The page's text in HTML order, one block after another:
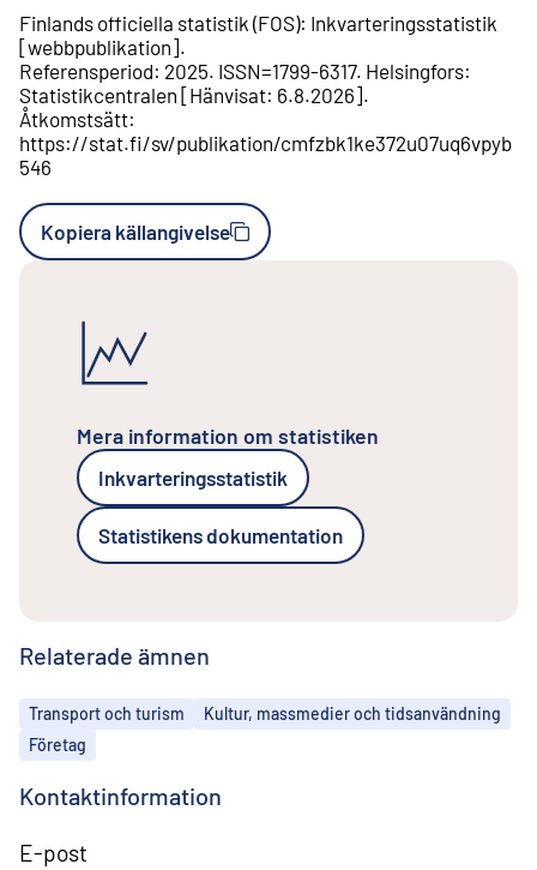
Finlands officiella statistik (FOS): Inkvarteringsstatistik
[webbpublikation].
Referensperiod: 2025. ISSN=1799-6317. Helsingfors:
Statistikcentralen [Hänvisat: 6.8.2026].
Åtkomstsätt:
https://stat.fi/sv/publikation/cmfzbk1ke372u07uq6vpyb
546
Kopiera källangivelse
Mera information om statistiken
Inkvarteringsstatistik
Statistikens dokumentation
Relaterade ämnen
Ämnen
Transport och turism
Kultur, massmedier och tidsanvändning
Företag
Kontaktinformation
E-post